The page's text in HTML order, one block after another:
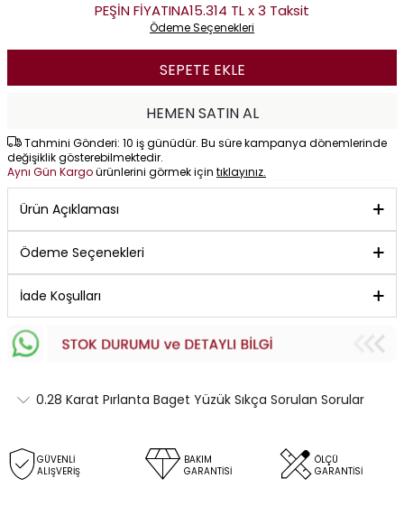
PEŞİN FİYATINA15.314 TL x 3 Taksit
Ödeme Seçenekleri
SEPETE EKLE
HEMEN SATIN AL
Tahmini Gönderi: 10 iş günüdür. Bu süre kampanya dönemlerinde
değişiklik gösterebilmektedir.
Aynı Gün Kargoürünlerini görmek için tıklayınız.
Ürün Açıklaması
Ödeme Seçenekleri
İade Koşulları
0.28 Karat Pırlanta Baget Yüzük Sıkça Sorulan Sorular
GÜVENLİ
ALIŞVERİŞ
BAKIM
GARANTİSİ
ÖLÇÜ
GARANTİSİ